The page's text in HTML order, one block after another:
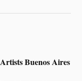
Buenos Aires